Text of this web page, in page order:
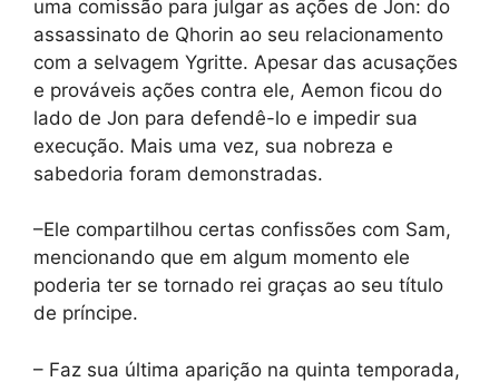
uma comissão para julgar as ações de Jon: do
assassinato de Qhorin ao seu relacionamento
com a selvagem Ygritte. Apesar das acusações
e prováveis ​​ações contra ele, Aemon ficou do
lado de Jon para defendê-lo e impedir sua
execução. Mais uma vez, sua nobreza e
sabedoria foram demonstradas.
–Ele compartilhou certas confissões com Sam,
mencionando que em algum momento ele
poderia ter se tornado rei graças ao seu título
de príncipe.
– Faz sua última aparição na quinta temporada,